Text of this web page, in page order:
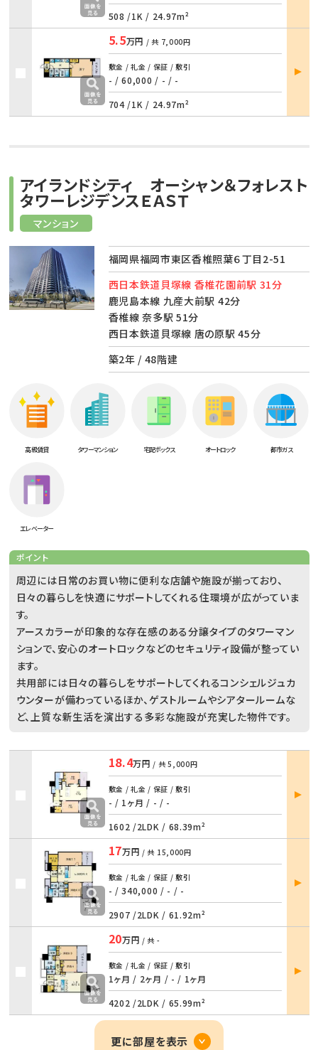
508 /1K / 24.97m²
5.5万円 / 共 7,000円
敷金 / 礼金 / 保証 / 敷引
- / 60,000 / - / -
704 /1K / 24.97m²
部屋
詳細
マンション
アイランドシティ オーシャン＆フォレスト
タワーレジデンスＥＡＳＴ
福岡県福岡市東区香椎照葉６丁目2-51
西日本鉄道貝塚線 香椎花園前駅 31分
鹿児島本線 九産大前駅 42分
香椎線 奈多駅 51分
西日本鉄道貝塚線 唐の原駅 45分
築2年 / 48階建
高級賃貸 タワーマンション 宅配ボックス オートロック 都市ガス
エレベーター
ポイント
周辺には日常のお買い物に便利な店舗や施設が揃っており、
日々の暮らしを快適にサポートしてくれる住環境が広がっていま
す。
アースカラーが印象的な存在感のある分譲タイプのタワーマン
ションで、安心のオートロックなどのセキュリティ設備が整ってい
ます。
共用部には日々の暮らしをサポートしてくれるコンシェルジュカ
ウンターが備わっているほか、ゲストルームやシアタールームな
ど、上質な新生活を演出する多彩な施設が充実した物件です。
18.4万円 / 共5,000円
敷金 / 礼金 / 保証 / 敷引
- / 1ヶ月 / - / -
1602 /2LDK / 68.39m²
部屋
詳細
17万円 / 共 15,000円
敷金 / 礼金 / 保証 / 敷引
- / 340,000 / - / -
2907 /2LDK / 61.92m²
部屋
詳細
20万円 / 共 -
敷金 / 礼金 / 保証 / 敷引
1ヶ月 / 2ヶ月 / - / 1ヶ月
4202 /2LDK / 65.99m²
部屋
詳細
更に部屋を表示